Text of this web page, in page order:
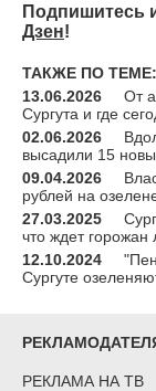
Подпишитесь
Дзен!
ТАКЖЕ ПО ТЕМЕ:
13.06.2026
От
Сургута и где
02.06.2026
высадили 15
09.04.2026
рублей на
27.03.2025
что ждет горожан
12.10.2024
Сургуте
РЕКЛАМА НА ТВ